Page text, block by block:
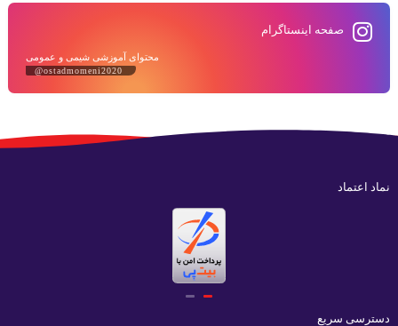
صفحه اینستاگرام
محتوای آموزشی شیمی و عمومی
@ostadmomeni2020
نماد اعتماد
دسترسی سریع